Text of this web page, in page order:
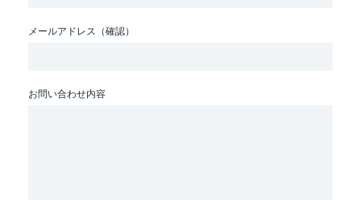
メールアドレス（確認）
お問い合わせ内容